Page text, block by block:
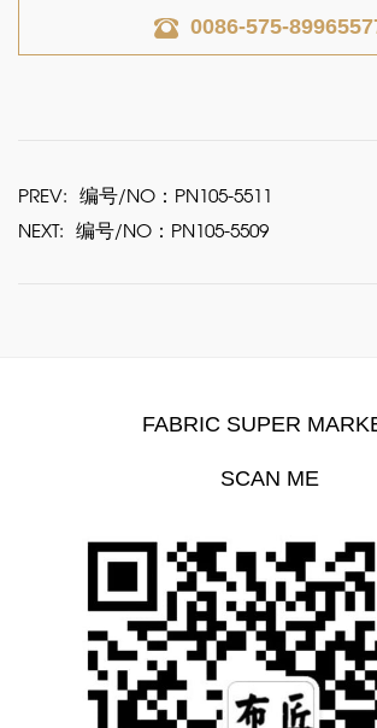
0086-575-
PREV: 编号/NO：PN105-5511
NEXT: 编号/NO：PN105-5509
FABRIC SUPER
SCAN ME